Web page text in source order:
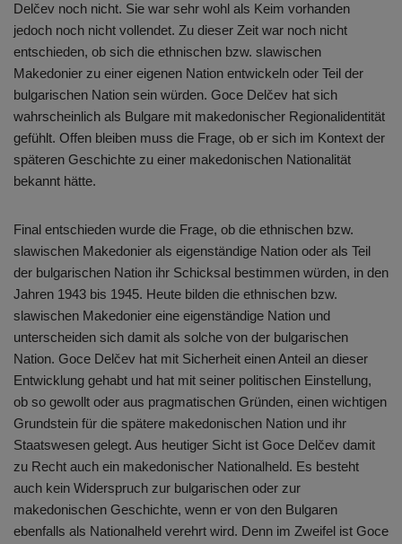
Delčev noch nicht. Sie war sehr wohl als Keim vorhanden
jedoch noch nicht vollendet. Zu dieser Zeit war noch nicht
entschieden, ob sich die ethnischen bzw. slawischen
Makedonier zu einer eigenen Nation entwickeln oder Teil der
bulgarischen Nation sein würden. Goce Delčev hat sich
wahrscheinlich als Bulgare mit makedonischer Regionalidentität
gefühlt. Offen bleiben muss die Frage, ob er sich im Kontext der
späteren Geschichte zu einer makedonischen Nationalität
bekannt hätte.
Final entschieden wurde die Frage, ob die ethnischen bzw.
slawischen Makedonier als eigenständige Nation oder als Teil
der bulgarischen Nation ihr Schicksal bestimmen würden, in den
Jahren 1943 bis 1945. Heute bilden die ethnischen bzw.
slawischen Makedonier eine eigenständige Nation und
unterscheiden sich damit als solche von der bulgarischen
Nation. Goce Delčev hat mit Sicherheit einen Anteil an dieser
Entwicklung gehabt und hat mit seiner politischen Einstellung,
ob so gewollt oder aus pragmatischen Gründen, einen wichtigen
Grundstein für die spätere makedonischen Nation und ihr
Staatswesen gelegt. Aus heutiger Sicht ist Goce Delčev damit
zu Recht auch ein makedonischer Nationalheld. Es besteht
auch kein Widerspruch zur bulgarischen oder zur
makedonischen Geschichte, wenn er von den Bulgaren
ebenfalls als Nationalheld verehrt wird. Denn im Zweifel ist Goce